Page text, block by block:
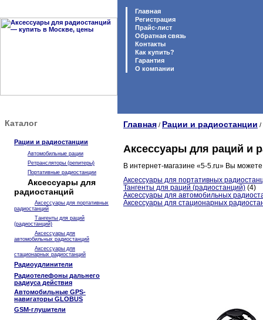
Главная
Регистрация
Прайс-лист
Обратная связь
Контакты
Как купить?
Гарантия
O компании
Каталог
Рации и радиостанции
Автомобильные рации
Ретрансляторы (репитеры)
Портативные радиостанции
Аксессуары для
радиостанций
Аксессуары для портативных
радиостанций
Тангенты для раций
(радиостанций)
Аксессуары для
автомобильных радиостанций
Аксессуары для
стационарных радиостанций
Радиоудлинители
Радиотелефоны дальнего
радиуса действия
Автомобильные GPS-
навигаторы GLOBUS
GSM-глушители
Главная / Рации и радиостанции /
Аксессуары для раций и
В интернет-магазине «5-5.ru» Вы
Аксессуары для портативных
Тангенты для раций (радиостанций) (4)
Аксессуары для автомобильных
Аксессуары для стационарных